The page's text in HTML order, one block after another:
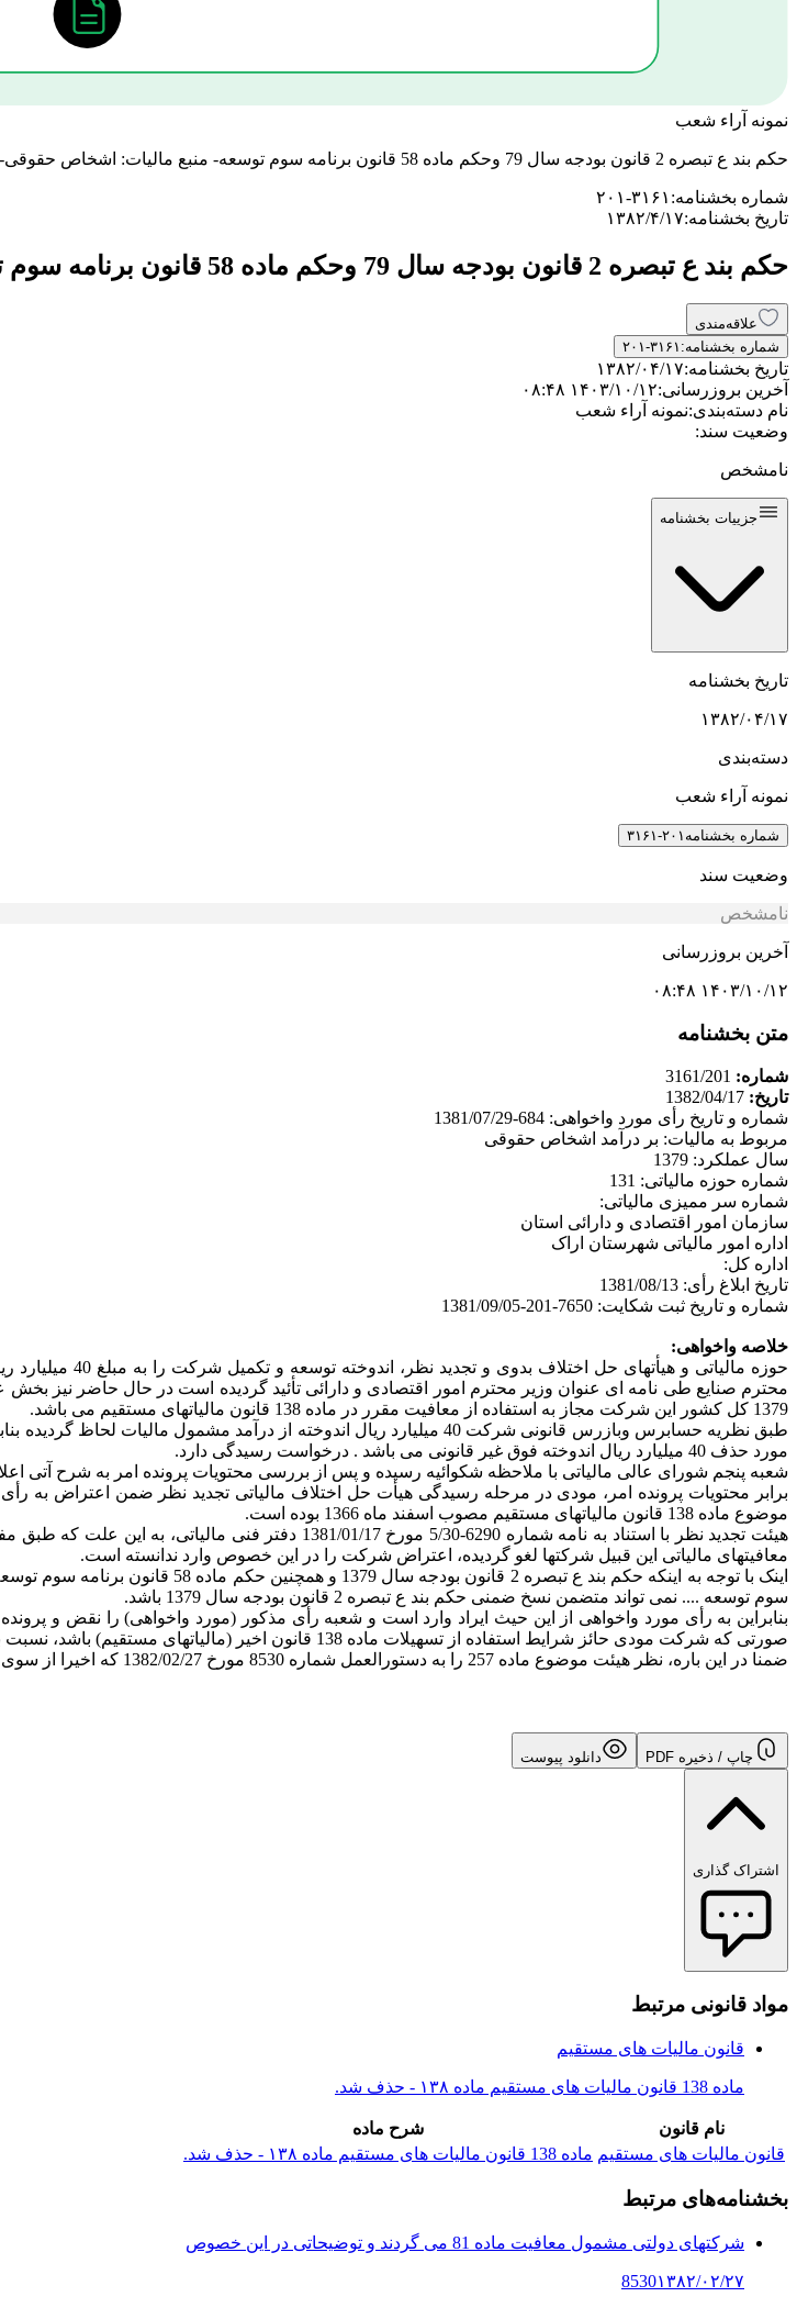
نمونه آراء شعب
حکم بند ع تبصره 2 قانون بودجه سال 79 وحکم ماده 58 قانون برنامه سوم توسعه- منبع مالیات: اشخاص حقوقی- اداره کل مربوط: اراک
شماره بخشنامه: ۲۰۱-۳۱۶۱
تاریخ بخشنامه:۱۳۸۲/۴/۱۷
حکم بند ع تبصره 2 قانون بودجه سال 79 وحکم ماده 58 قانون برنامه سوم توسعه- منبع مالیات: اشخاص حقوقی- اداره کل مربوط: اراک
علاقه‌مندی
شماره بخشنامه: ۲۰۱-۳۱۶۱
تاریخ بخشنامه:۱۳۸۲/۰۴/۱۷
آخرین بروزرسانی:۱۴۰۳/۱۰/۱۲ ۰۸:۴۸
نام دسته‌بندی:نمونه آراء شعب
وضعیت سند:
نامشخص
جزییات بخشنامه
تاریخ بخشنامه
۱۳۸۲/۰۴/۱۷
دسته‌بندی
نمونه آراء شعب
شماره بخشنامه ۲۰۱-۳۱۶۱
وضعیت سند
نامشخص
آخرین بروزرسانی
۱۴۰۳/۱۰/۱۲ ۰۸:۴۸
متن بخشنامه
شماره: 3161/201
تاریخ: 1382/04/17
شماره و تاریخ رأی مورد واخواهی: 684-1381/07/29
مربوط به مالیات: بر درآمد اشخاص حقوقی
سال عملکرد: 1379
شماره حوزه مالیاتی: 131
شماره سر ممیزی مالیاتی:
سازمان امور اقتصادی و دارائی استان
اداره امور مالیاتی شهرستان اراک
اداره کل:
تاریخ ابلاغ رأی: 1381/08/13
شماره و تاریخ ثبت شکایت: 7650-201-1381/09/05
خلاصه واخواهی:
حوزه مالیاتی و
1379 کل کشور این شرکت مجاز به استفاده از معافیت مقرر در ماده 138 قانون مالیاتهای مستقیم می باشد.
طبق نظریه حسابرس وبازرس قانونی شرکت 40 میلیارد ریال اندوخته از درآمد
مورد حذف 40 میلیارد ریال اندوخته فوق غیر قانونی می باشد . درخواست رسیدگی دارد.
شعبه پنجم شورای عالی مالیاتی با ملاحظه شکوائیه رسیده و پس از بررسی محتویات پرونده امر به شرح آتی
موضوع ماده 138 قانون مالیاتهای مستقیم مصوب اسفند ماه 1366 بوده است.
معافیتهای مالیاتی این قبیل شرکتها لغو گردیده، اعتراض شرکت را در این خصوص وارد ندانسته است.
سوم توسعه .... نمی تواند متضمن نسخ ضمنی حکم بند ع تبصره 2 قانون بودجه سال 1379 باشد.
صورتی که شرکت مودی حائز شرایط استفاده از تسهیلات ماده 138 قانون اخیر (مالیاتهای مستقیم) باشد، نسبت به صدور رأی قانونی اقدام نماید.
ضمنا در این باره، نظر هیئت موضوع ماده 257 را به دستورالعمل شماره 8530 مورخ 1382/02/27 که اخیرا از سوی سازمان امور مالیاتی کشور صادر گردیده است جلب می نماید.
چاپ / ذخیره PDF دانلود پیوست
اشتراک گذاری
مواد قانونی مرتبط
قانون مالیات های مستقیم
ماده 138 قانون مالیات های مستقیم ماده ۱۳۸ - حذف شد.
نام قانون
شرح ماده
قانون مالیات های مستقیم ماده 138 قانون مالیات های مستقیم ماده ۱۳۸ - حذف شد.
بخشنامه‌های مرتبط
شرکتهای دولتی مشمول معافیت ماده 81 می گردند و توضیحاتی در این خصوص
8530۱۳۸۲/۰۲/۲۷